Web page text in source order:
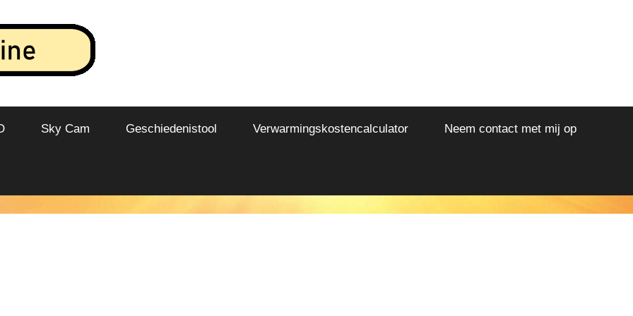
Sky Cam Geschiedenistool Verwarmingskostencalculator Neem contact met mij op